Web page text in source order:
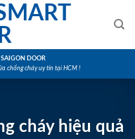
DOOR
chống cháy uy tín tại HCM !
cháy hiệu quả